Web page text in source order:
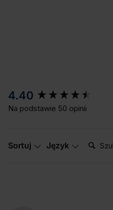
4.40
Na podstawie 50 opinii
Sortuj Język Szukaj:
New content loaded